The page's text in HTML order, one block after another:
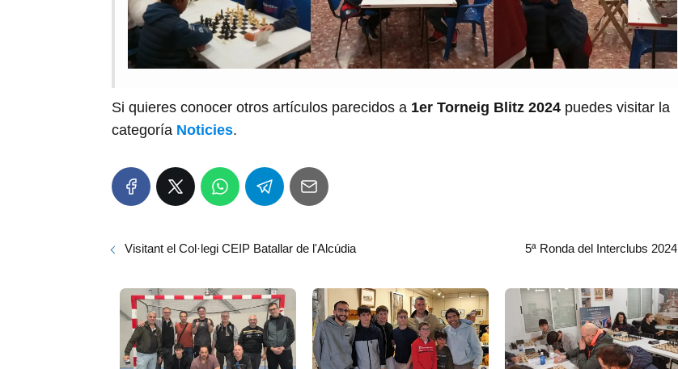
Si quieres conocer otros artículos parecidos a 1er Torneig Blitz 2024 puedes visitar la
categoría Noticies.
Visitant el Col·legi CEIP Batallar de l'Alcúdia 5ª Ronda del Interclubs 2024